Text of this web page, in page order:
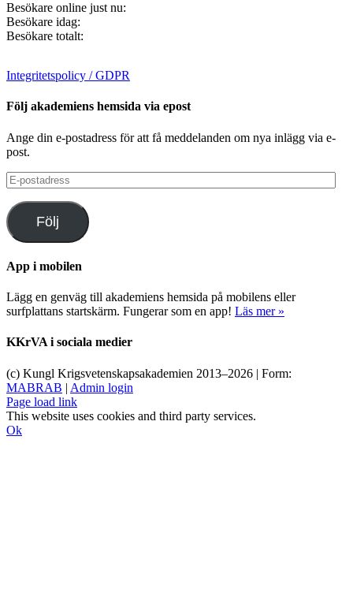
Besökare online just nu:
Besökare idag:
Besökare totalt:
Integritetspolicy / GDPR
Följ akademiens hemsida via epost
Ange din e-postadress för att få meddelanden om nya inlägg via e-
post.
E-
postadress
Följ
App i mobilen
Lägg en genväg till akademiens hemsida på mobilens eller
surfplattans startskärm. Fungerar som en app! Läs mer »
KKrVA i sociala medier
(c) Kungl Krigsvetenskapsakademien 2013–2026 | Form:
MABRAB | Admin login
Page load link
This website uses cookies and third party services.
Ok